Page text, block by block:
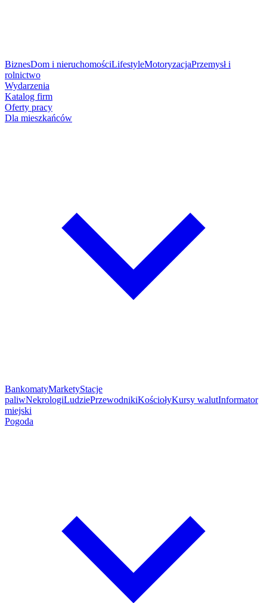
BiznesDom i nieruchomościLifestyleMotoryzacjaPrzemysł i
rolnictwo
Wydarzenia
Katalog firm
Oferty pracy
Dla mieszkańców
BankomatyMarketyStacje
paliwNekrologiLudziePrzewodnikiKościołyKursy walutInformator
miejski
Pogoda